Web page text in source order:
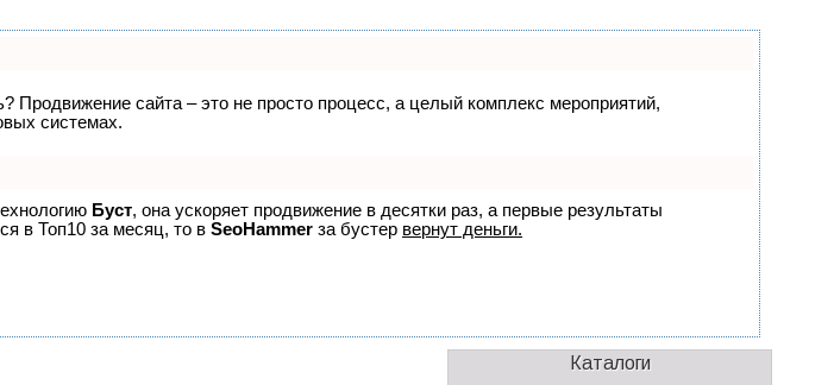
Продвижение сайта – это не просто процесс, а целый комплекс мероприятий,
системах.
Буст, она ускоряет продвижение в десятки раз, а первые результаты
в Топ10 за месяц, то в SeoHammer за бустер вернут деньги.
Каталоги